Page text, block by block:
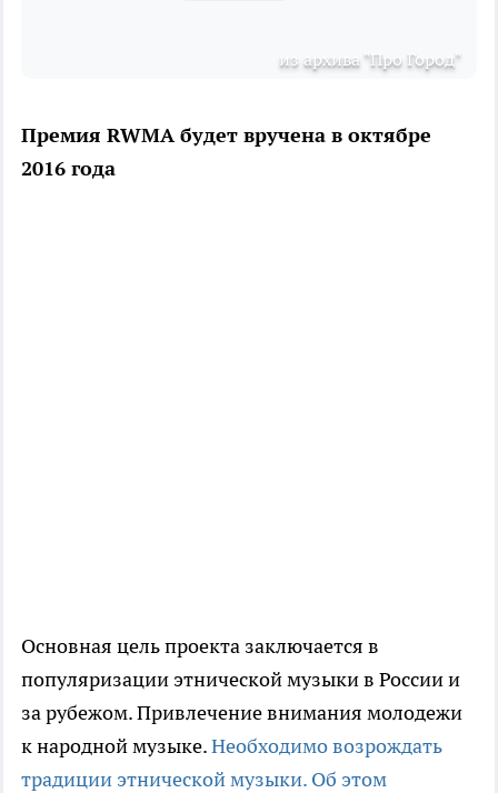
из архива "Про Город"
Премия RWMA будет вручена в октябре
2016 года
Основная цель проекта заключается в
популяризации этнической музыки в России и
за рубежом. Привлечение внимания молодежи
к народной музыке.Необходимо возрождать
традиции этнической музыки. Об этом